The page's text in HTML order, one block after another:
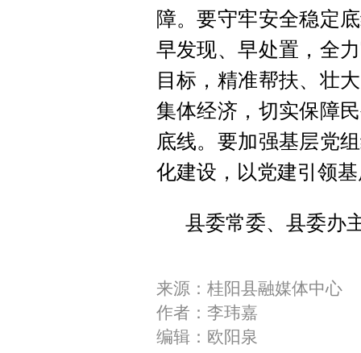
障。要守牢安全稳定
早发现、早处置，全
目标，精准帮扶、壮
集体经济，切实保障
底线。要加强基层党
化建设，以党建引领
县委常委、县委办
来源：桂阳县融媒体中心
作者：李玮嘉
编辑：欧阳泉